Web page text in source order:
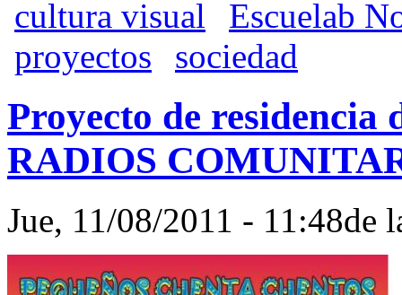
cultura visual
Escuelab
proyectos
sociedad
Proyecto de residencia
RADIOS
Jue, 11/08/2011 -